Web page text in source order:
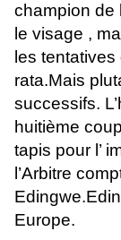
champion de
le visage ,
les
rata.Mais
successifs.
huitième
tapis pour l’
l’Arbitre
Europe.